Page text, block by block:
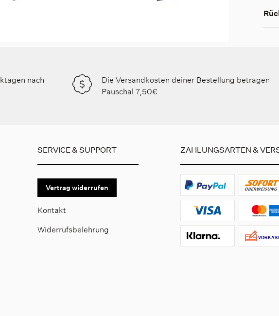
nach
Die Versandkosten deiner Bestellung betragen
Pauschal 7,50€
SERVICE & SUPPORT
Vertrag widerrufen
Kontakt
Widerrufsbelehrung
ZAHLUNGSARTEN &